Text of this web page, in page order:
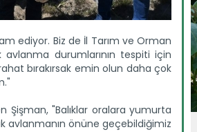
ediyor. Biz de İl Tarım ve Orman
durumlarının tespiti için
bırakırsak emin olun daha çok
Şişman, "Balıklar oralara yumurta
avlanmanın önüne geçebildiğimiz